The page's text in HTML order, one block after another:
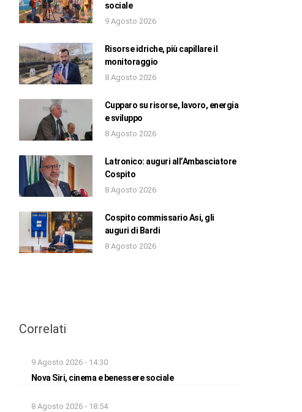
sociale
9 Agosto 2026
Risorse idriche, più capillare il
monitoraggio
8 Agosto 2026
Cupparo su risorse, lavoro, energia
e sviluppo
8 Agosto 2026
Latronico: auguri all’Ambasciatore
Cospito
8 Agosto 2026
Cospito commissario Asi, gli
auguri di Bardi
8 Agosto 2026
Correlati
9 Agosto 2026 - 14:30
Nova Siri, cinema e benessere sociale
8 Agosto 2026 - 18:54